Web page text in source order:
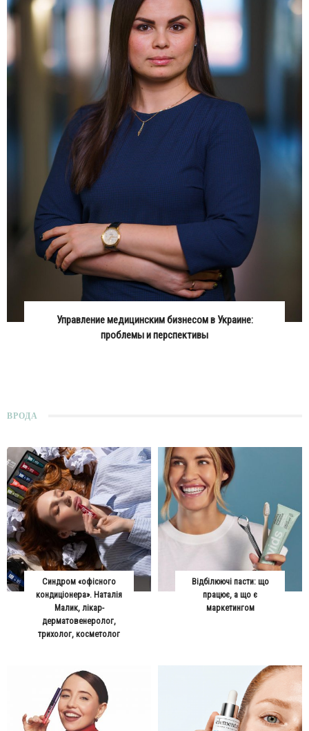
Управление медицинским бизнесом в Украине:
проблемы и перспективы
ВРОДА
Синдром «офісного
кондиціонера». Наталія
Малик, лікар-
дерматовенеролог,
трихолог, косметолог
Відбілюючі пасти: що
працює, а що є
маркетингом